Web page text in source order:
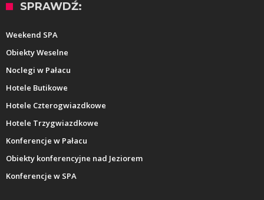
SPRAWDŹ:
Weekend SPA
Obiekty Weselne
Noclegi w Pałacu
Hotele Butikowe
Hotele Czterogwiazdkowe
Hotele Trzygwiazdkowe
Konferencje w Pałacu
Obiekty konferencyjne nad Jeziorem
Konferencje w SPA